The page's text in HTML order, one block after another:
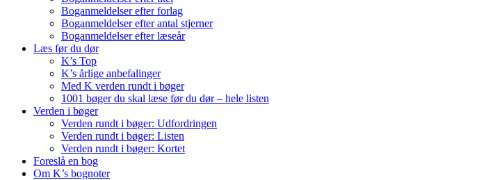
Boganmeldelser efter forlag
Boganmeldelser efter antal stjerner
Boganmeldelser efter læseår
Læs før du dør
K’s Top
K’s årlige anbefalinger
Med K verden rundt i bøger
1001 bøger du skal læse før du dør – hele listen
Verden i bøger
Verden rundt i bøger: Udfordringen
Verden rundt i bøger: Listen
Verden rundt i bøger: Kortet
Foreslå en bog
Om K’s bognoter